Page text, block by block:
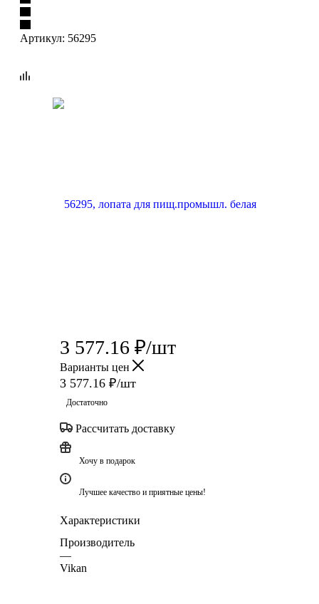
Артикул: 56295
3 577.16 ₽/шт
Варианты цен
3 577.16 ₽/шт
Достаточно
Рассчитать доставку
Хочу в подарок
Лучшее качество и приятные цены!
Характеристики
Производитель
—
Vikan